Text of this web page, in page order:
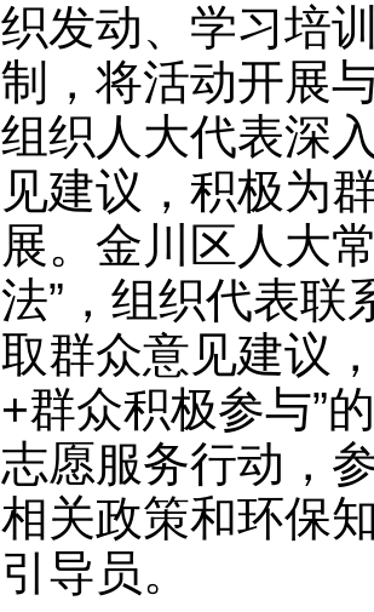
织发动、学习培
制，将活动开展
组织人大代表深
见建议，积极为
展。金川区人大
法”，组织代表联
取群众意见建议
+群众积极参与”
志愿服务行动，
相关政策和环保
引导员。